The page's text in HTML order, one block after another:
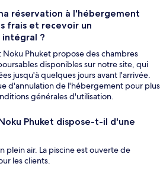
réservation à l'hébergement
frais et recevoir un
?
Phuket propose des chambres
disponibles sur notre site, qui
jusqu'à quelques jours avant l'arrivée.
d'annulation de l'hébergement pour plus
générales d'utilisation.
Phuket dispose-t-il d'une
plein air. La piscine est ouverte de
les clients.